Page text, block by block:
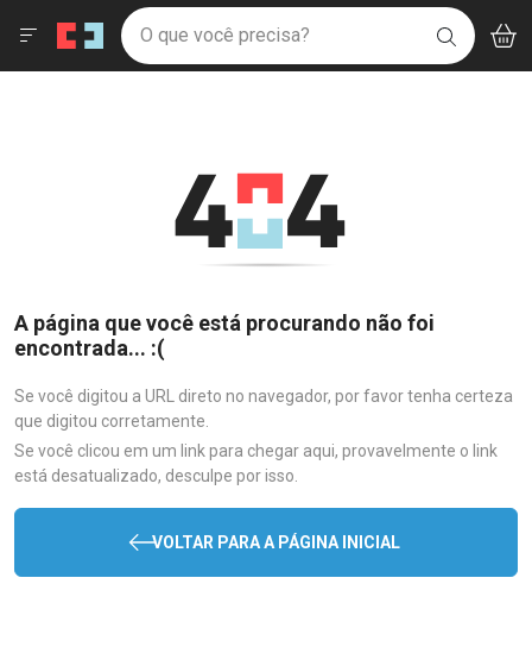
Drogaria São Paulo
Ir direto para a home
pela página
Ir direto para o conteúdo
Ir direto para a busca
Ir direto para o carrinho
Ir direto para o menu
Faça a sua busca
O que você precisa? BUSCAR
Menu
A página que você está procurando não foi
encontrada... :(
Se você digitou a URL direto no navegador, por favor tenha certeza
que digitou corretamente.
Se você clicou em um link para chegar aqui, provavelmente o link
está desatualizado, desculpe por isso.
VOLTAR PARA A PÁGINA INICIAL